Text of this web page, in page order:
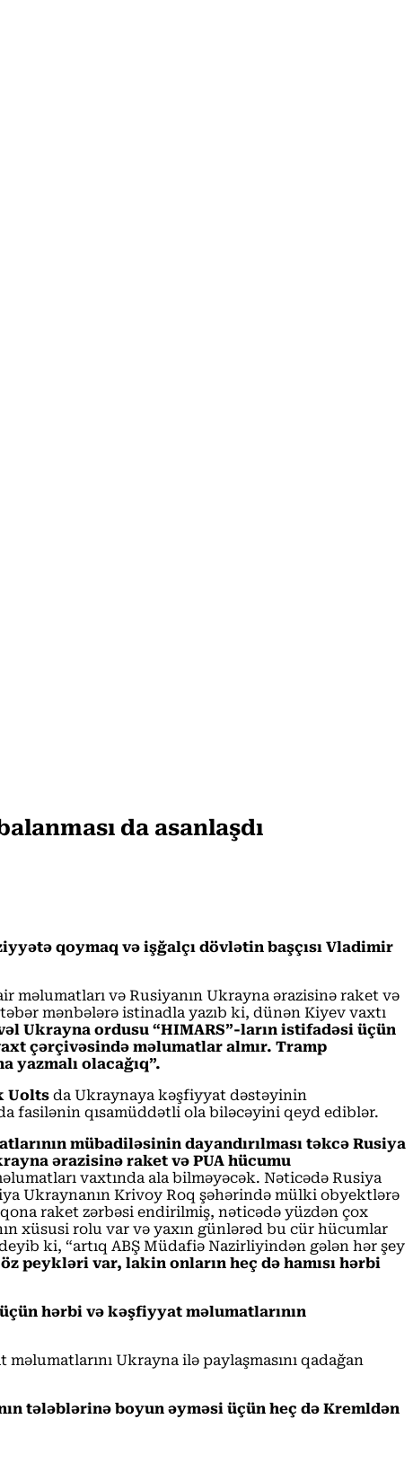
da asanlaşdı
qoymaq və işğalçı dövlətin başçısı Vladimir
və Rusiyanın Ukrayna ərazisinə raket və
mənbələrə istinadla yazıb ki, dünən Kiyev vaxtı
Ukrayna ordusu “HIMARS”-ların istifadəsi üçün
çərçivəsində məlumatlar almır. Tramp
yazmalı olacağıq”.
Uolts da Ukraynaya kəşfiyyat dəstəyinin
fasilənin qısamüddətli ola biləcəyini qeyd ediblər.
mübadiləsinin dayandırılması təkcə Rusiya
ərazisinə raket və PUA hücumu
vaxtında ala bilməyəcək. Nəticədə Rusiya
Ukraynanın Krivoy Roq şəhərində mülki obyektlərə
raket zərbəsi endirilmiş, nəticədə yüzdən çox
xüsusi rolu var və yaxın günlərəd bu cür hücumlar
ki, “artıq ABŞ Müdafiə Nazirliyindən gələn hər şey
var, lakin onların heç də hamısı hərbi
hərbi və kəşfiyyat məlumatlarının
Ukrayna ilə paylaşmasını qadağan
tələblərinə boyun əyməsi üçün heç də Kremldən